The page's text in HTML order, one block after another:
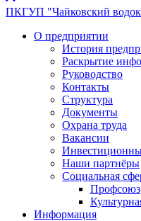
ПКГУП "Чайковский
О предприятии
История
Раскрытие
Руководство
Контакты
Структура
Документы
Охрана труда
Вакансии
Наши партнёры
Социальная
Профсоюз
Информация